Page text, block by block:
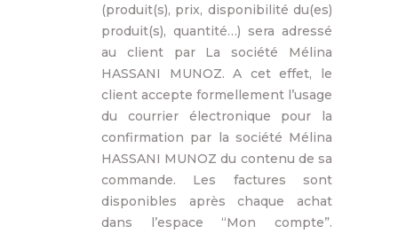
(produit(s), prix, disponibilité du(es)
produit(s), quantité…) sera adressé
au client par La société Mélina
HASSANI MUNOZ. A cet effet, le
client accepte formellement l’usage
du courrier électronique pour la
confirmation par la société Mélina
HASSANI MUNOZ du contenu de sa
commande. Les factures sont
disponibles après chaque achat
dans l’espace “Mon compte”.